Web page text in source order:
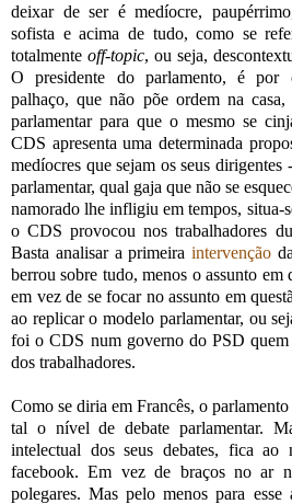
deixar de ser é medíocre,
sofista e acima de tudo, como se
totalmente off-topic, ou seja,
O presidente do parlamento, é por
palhaço, que não põe ordem na
parlamentar para que o mesmo se
CDS apresenta uma determinada
medíocres que sejam os seus
parlamentar, qual gaja que não se
namorado lhe infligiu em tempos, situa-
o CDS provocou nos trabalhadores
Basta analisar a primeiraintervenção
berrou sobre tudo, menos o assunto em
em vez de se focar no assunto em
ao replicar o modelo parlamentar, ou
foi o CDS num governo do PSD
dos trabalhadores.
Como se diria em Francês, o
tal o nível de debate parlamentar.
intelectual dos seus debates, fica ao
facebook. Em vez de braços no ar
polegares. Mas pelo menos para esse